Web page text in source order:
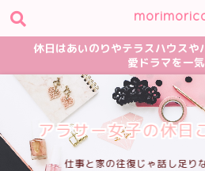
休日はあいのりやテラスハウスや
愛ドラマを一気
アラサー女子の休日
仕事と家の往復じゃ話し足り